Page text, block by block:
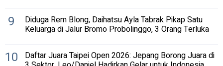
9 Diduga Rem Blong, Daihatsu Ayla Tabrak Pikap Satu
Keluarga di Jalur Bromo Probolinggo, 3 Orang Terluka
10 Daftar Juara Taipei Open 2026: Jepang Borong Juara di